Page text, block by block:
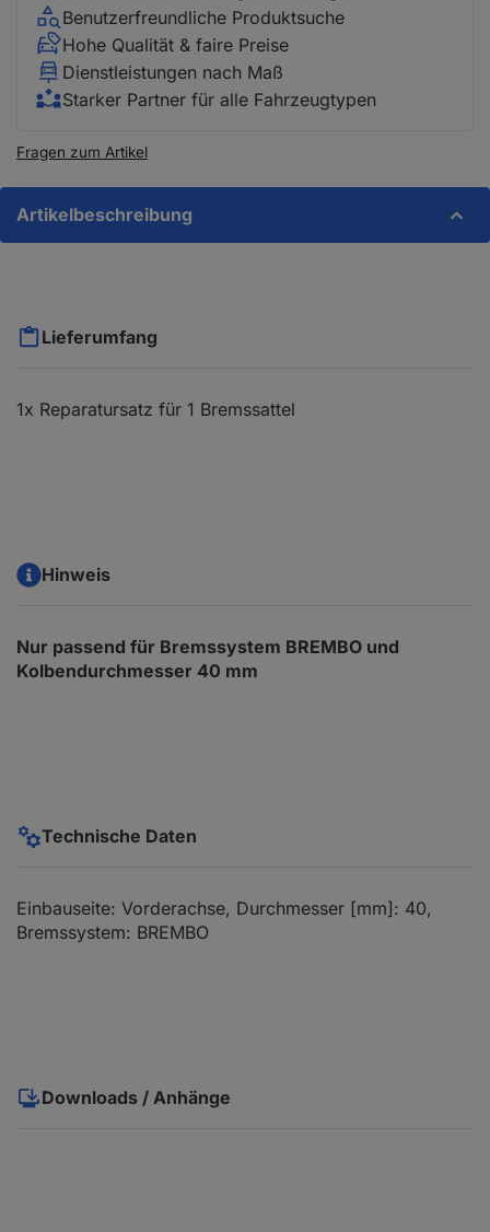
Benutzerfreundliche Produktsuche
Hohe Qualität & faire Preise
Dienstleistungen nach Maß
Starker Partner für alle Fahrzeugtypen
Fragen zum Artikel
Artikelbeschreibung
Lieferumfang
1x Reparatursatz für 1 Bremssattel
Hinweis
Nur passend für Bremssystem BREMBO und
Kolbendurchmesser 40 mm
Technische Daten
Einbauseite: Vorderachse, Durchmesser [mm]: 40,
Bremssystem: BREMBO
Downloads / Anhänge